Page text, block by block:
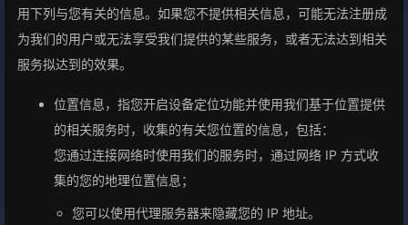
用下列与您有关的信息。如果您不提供相关信息，可能无法注册成
为我们的用户或无法享受我们提供的某些服务，或者无法达到相关
服务拟达到的效果。
位置信息，指您开启设备定位功能并使用我们基于位置提供
的相关服务时，收集的有关您位置的信息，包括：
您通过连接网络时使用我们的服务时，通过网络 IP 方式收
集的您的地理位置信息；
您可以使用代理服务器来隐藏您的 IP 地址。